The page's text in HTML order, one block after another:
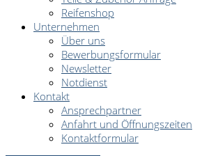
Reifenshop
Unternehmen
Über uns
Bewerbungsformular
Newsletter
Notdienst
Kontakt
Ansprechpartner
Anfahrt und Öffnungszeiten
Kontaktformular